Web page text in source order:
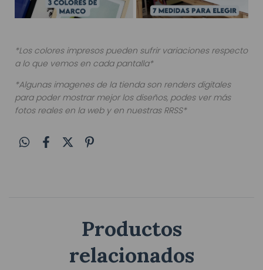
*Los colores impresos pueden sufrir variaciones respecto
a lo que vemos en cada pantalla*
*Algunas imagenes de la tienda son renders digitales
para poder mostrar mejor los diseños, podes ver más
fotos reales en la web y en nuestras RRSS*
Productos
relacionados